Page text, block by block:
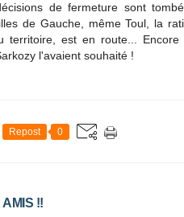
de fermeture sont
de Gauche, même Toul, la
territoire, est en route...
l'avaient souhaité !
Repost 0
!!